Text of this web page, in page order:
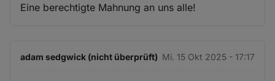
Eine berechtigte Mahnung an uns alle!
adam sedgwick (nicht überprüft) Mi. 15 Okt 2025 - 17:17